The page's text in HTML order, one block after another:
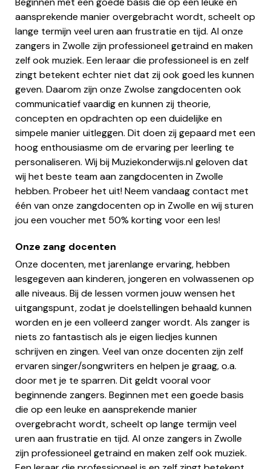
aansprekende manier overgebracht wordt, scheelt op
lange termijn veel uren aan frustratie en tijd. Al onze
zangers in Zwolle zijn professioneel getraind en maken
zelf ook muziek. Een leraar die professioneel is en zelf
zingt betekent echter niet dat zij ook goed les kunnen
geven. Daarom zijn onze Zwolse zangdocenten ook
communicatief vaardig en kunnen zij theorie,
concepten en opdrachten op een duidelijke en
simpele manier uitleggen. Dit doen zij gepaard met een
hoog enthousiasme om de ervaring per leerling te
personaliseren. Wij bij Muziekonderwijs.nl geloven dat
wij het beste team aan zangdocenten in Zwolle
hebben. Probeer het uit! Neem vandaag contact met
één van onze zangdocenten op in Zwolle en wij sturen
jou een voucher met 50% korting voor een les!
Onze zang docenten
Onze docenten, met jarenlange ervaring, hebben
lesgegeven aan kinderen, jongeren en volwassenen op
alle niveaus. Bij de lessen vormen jouw wensen het
uitgangspunt, zodat je doelstellingen behaald kunnen
worden en je een volleerd zanger wordt. Als zanger is
niets zo fantastisch als je eigen liedjes kunnen
schrijven en zingen. Veel van onze docenten zijn zelf
ervaren singer/songwriters en helpen je graag, o.a.
door met je te sparren. Dit geldt vooral voor
beginnende zangers. Beginnen met een goede basis
die op een leuke en aansprekende manier
overgebracht wordt, scheelt op lange termijn veel
uren aan frustratie en tijd. Al onze zangers in Zwolle
zijn professioneel getraind en maken zelf ook muziek.